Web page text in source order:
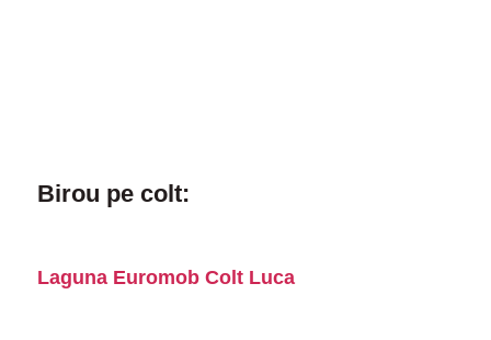
Birou pe colt:
Laguna Euromob Colt Luca